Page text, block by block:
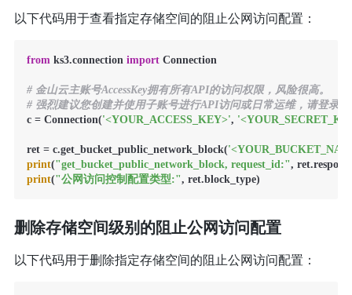
以下代码用于查看指定存储空间的阻止公网访问配置：
from ks3.connection import Connection
# 金山云主账号AccessKey拥有所有API的访问权限，风险很高。
# 强烈建议您创建并使用子账号进行API访问或日常运维，请登录
c = Connection('<YOUR_ACCESS_KEY>',
ret = c.get_bucket_public_network_block(
print("get_bucket_public_network_block, request_id:"
print("公网访问控制配置类型:", ret.block_type)
删除存储空间级别的阻止公网访问配置
以下代码用于删除指定存储空间的阻止公网访问配置：